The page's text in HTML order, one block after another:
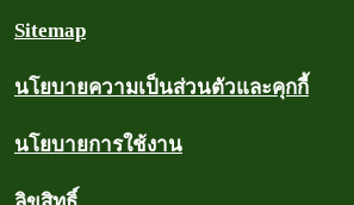
Sitemap
นโยบายความเป็นส่วนตัวและคุกกี้
นโยบายการใช้งาน